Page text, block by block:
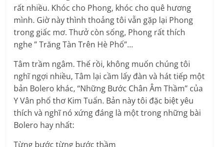
rất nhiều. Khóc cho Phong, khóc cho quê hương
mình. Giờ này thình thoảng tôi vẫn gặp lại Phong
trong giấc mơ. Thưở còn sống, Phong rất thích
nghe ” Trăng Tàn Trên Hè Phố”…
Tâm trầm ngâm. Thế rồi, không muốn chúng tôi
nghĩ ngợi nhiều, Tâm lại cầm lấy đàn và hát tiếp một
bản Bolero khác, “Những Bước Chân Âm Thầm” của
Y Vân phố thơ Kim Tuấn. Bản này tôi đặc biệt yêu
thích và nghĩ nó xứng đáng là một trong những bài
Bolero hay nhất:
Từng bước từng bước thầm